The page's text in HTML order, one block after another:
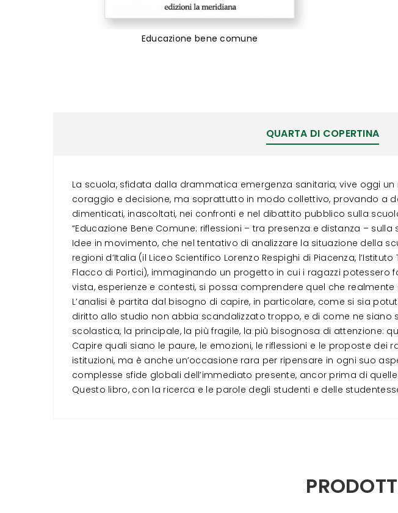
Educazione bene comune
QUARTA DI COPERTINA
La scuola, sfidata dalla drammatica emergenza sanitaria, vive oggi
coraggio e decisione, ma soprattutto in modo collettivo, provando a
dimenticati, inascoltati, nei confronti e nel dibattito pubblico sulla
“Educazione Bene Comune: riflessioni – tra presenza e distanza –
Idee in movimento, che nel tentativo di analizzare la situazione della
regioni d’Italia (il Liceo Scientifico Lorenzo Respighi di Piacenza,
Flacco di Portici), immaginando un progetto in cui i ragazzi
vista, esperienze e contesti, si possa comprendere quel che
L’analisi è partita dal bisogno di capire, in particolare, come si sia
diritto allo studio non abbia scandalizzato troppo, e di come ne siano
scolastica, la principale, la più fragile, la più bisognosa di attenzione:
Capire quali siano le paure, le emozioni, le riflessioni e le proposte
istituzioni, ma è anche un’occasione rara per ripensare in ogni suo
complesse sfide globali dell’immediato presente, ancor prima di
Questo libro, con la ricerca e le parole degli studenti e delle